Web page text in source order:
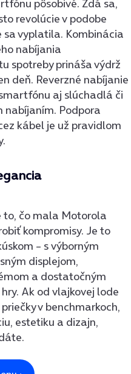
pôsobivé. Zdá sa,
revolúcie v podobe
vyplatila. Kombinácia
nabíjania
spotreby prináša výdrž
deň. Reverzné nabíjanie
aj slúchadlá či
nabíjaním. Podpora
kábel je už pravidlom
to, čo mala Motorola
kompromisy. Je to
– s výborným
displejom,
a dostatočným
Ak od vlajkovej lode
v benchmarkoch,
estetiku a dizajn,